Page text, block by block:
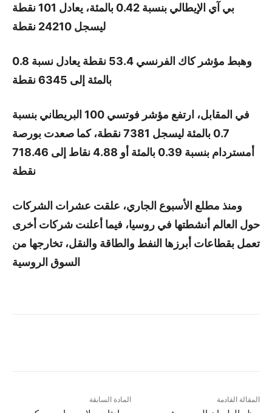
بي آي الإيطالي بنسبة 0.42 بالمئة، يعادل 101 نقطة
ليسجل 24210 نقطة
وهبط مؤشر كاك الفرنسي 53.4 نقطة يعادل نسبة 0.8
بالمئة إلى 6345 نقطة
في المقابل، ارتفع مؤشر فوتسي 100 البريطاني بنسبة
0.7 بالمئة ليسجل 7381 نقطة، كما صعدت بورصة
أمستردام بنسبة 0.39 بالمئة أو 4.88 نقاط إلى 718.46
نقطة
ومنذ مطلع الأسبوع الجاري، علقت عشرات الشركات
حول العالم أنشطتها في روسيا، فيما أعلنت شركات أخرى
تعمل بقطاعات أبرزها النفط والطاقة والنقل، تخارجها من
السوق الروسية
المادة السابقة المقالة القادمة